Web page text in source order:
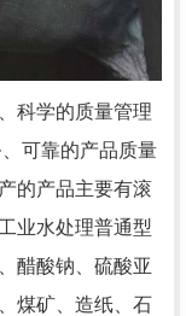
科学的质量管理
可靠的产品质量
的产品主要有滚
业水处理普通型
醋酸钠、硫酸亚
煤矿、造纸、石